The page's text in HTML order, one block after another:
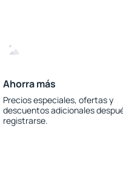
Ahorra más
Precios especiales, ofertas y
descuentos adicionales
registrarse.